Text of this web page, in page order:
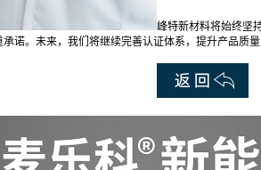
峰特新材料将始终坚
诺。未来，我们将继续完善认证体系，提升产品质